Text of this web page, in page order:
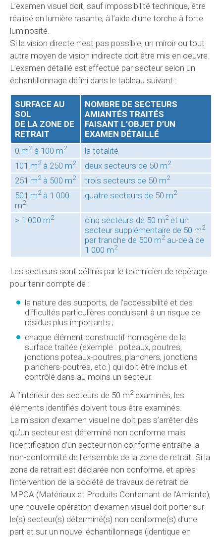
L’examen visuel doit, sauf impossibilité technique, être
réalisé en lumière rasante, à l’aide d’une torche à forte
luminosité.
Si la vision directe n’est pas possible, un miroir ou tout
autre moyen de vision indirecte doit être mis en oeuvre.
L’examen détaillé est effectué par secteur selon un
échantillonnage défini dans le tableau suivant :
SURFACE AU
SOL
DE LA ZONE DE
RETRAIT
NOMBRE DE SECTEURS
AMIANTÉS TRAITÉS
FAISANT L’OBJET D’UN
EXAMEN DÉTAILLÉ
0 m2à 100 m2
la totalité
101 m2à 250 m2 deux secteurs de 50 m2
251 m2à 500 m2 trois secteurs de 50 m2
501 m2à 1 000
m2
quatre secteurs de 50 m2
> 1 000 m2 cinq secteurs de 50 m2et un
secteur supplémentaire de 50 m2
par tranche de 500 m2au-delà de
1 000 m2
Les secteurs sont définis par le technicien de repérage
pour tenir compte de :
la nature des supports, de l’accessibilité et des
difficultés particulières conduisant à un risque de
résidus plus importants ;
chaque élément constructif homogène de la
surface traitée (exemple : poteaux, poutres,
jonctions poteaux-poutres, planchers, jonctions
planchers-poutres, etc.) qui doit être inclus et
contrôlé dans au moins un secteur.
À l’intérieur des secteurs de 50 m2examinés, les
éléments identifiés doivent tous être examinés.
La mission d’examen visuel ne doit pas s’arrêter dès
qu’un secteur est déterminé non conforme mais
l’identification d’un secteur non conforme entraîne la
non-conformité de l’ensemble de la zone de retrait. Si la
zone de retrait est déclarée non conforme, et après
l’intervention de la société de travaux de retrait de
MPCA (Matériaux et Produits Conternant de l'Amiante),
une nouvelle opération d’examen visuel doit porter sur
le(s) secteur(s) déterminé(s) non conforme(s) d’une
part et sur un nouvel échantillonnage (identique en